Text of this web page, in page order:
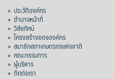
» ประวัติองค์กร
» อำนาจหน้าที่
» วิสัยทัศน์
» โครงสร้างขององค์กร
» สมาชิกสภาเกษตรกรแห่งชาติ
» คณะกรรมการ
» ผู้บริหาร
» ติดต่อเรา